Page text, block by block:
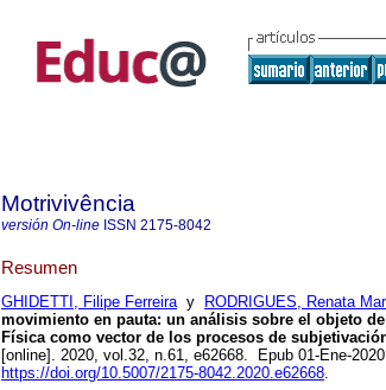
Motrivivência
versión On-line ISSN 2175-8042
Resumen
GHIDETTI, Filipe Ferreiray RODRIGUES, Renata
movimiento en pauta: un análisis sobre el objeto
Física como vector de los procesos de
[online]. 2020, vol.32, n.61, e62668. Epub 01-Ene-
https://doi.org/10.5007/2175-8042.2020.e62668.